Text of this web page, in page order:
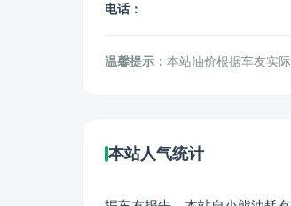
电话：
温馨提示： 本站油价根据车友实
本站人气统计